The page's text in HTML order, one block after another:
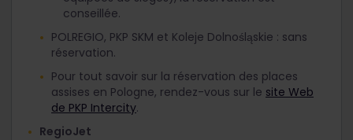
conseillée.
POLREGIO, PKP SKM et Koleje Dolnośląskie : sans
réservation.
Pour tout savoir sur la réservation des places
assises en Pologne, rendez-vous sur le site Web
de PKP Intercity.
RegioJet